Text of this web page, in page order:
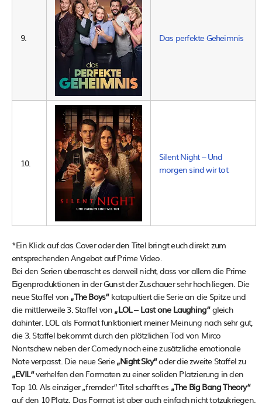
9. Das perfekte Geheimnis
10.
Silent Night – Und
morgen sind wir tot
*Ein Klick auf das Cover oder den Titel bringt euch direkt zum
entsprechenden Angebot auf Prime Video.
Bei den Serien überrascht es derweil nicht, dass vor allem die Prime
Eigenproduktionen in der Gunst der Zuschauer sehr hoch liegen. Die
neue Staffel von „The Boys“katapultiert die Serie an die Spitze und
die mittlerweile 3. Staffel von „LOL – Last one Laughing“gleich
dahinter. LOL als Format funktioniert meiner Meinung nach sehr gut,
die 3. Staffel bekommt durch den plötzlichen Tod von Mirco
Nontschew neben der Comedy noch eine zusätzliche emotionale
Note verpasst. Die neue Serie„Night Sky“oder die zweite Staffel zu
„EVIL“verhelfen den Formaten zu einer soliden Platzierung in den
Top 10. Als einziger „fremder“ Titel schafft es „The Big Bang Theory“
auf den 10 Platz. Das Format ist aber auch einfach nicht totzukriegen.